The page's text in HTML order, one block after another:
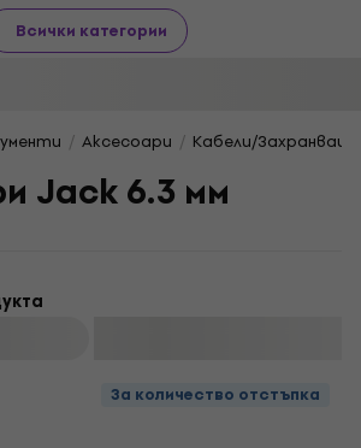
Всички категории
Aксесоари Кабели/
Jack 6.3 мм
За количество отстъпка